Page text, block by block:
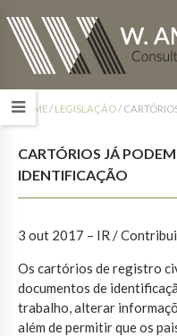
HOME/ LEGISLAÇÃO/
CARTÓRIOS JÁ
IDENTIFICAÇÃO
3 out 2017 – IR /
Os cartórios de registro
documentos de
trabalho, alterar
além de permitir que os